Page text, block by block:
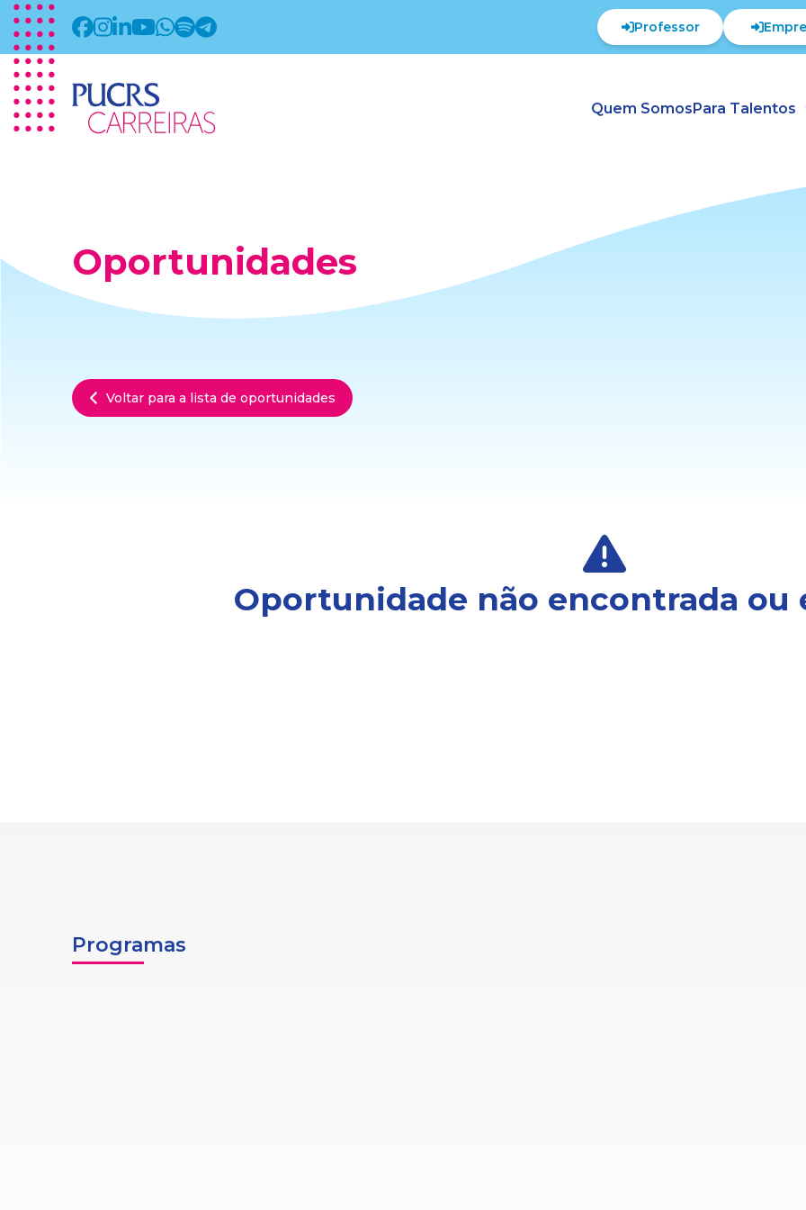
Professor
Quem SomosPara Talentos
Oportunidades
Voltar para a lista de oportunidades
Oportunidade não encontrada ou
Programas